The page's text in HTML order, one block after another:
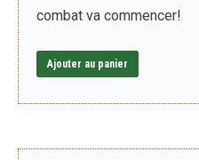
combat va commencer!
Ajouter au panier